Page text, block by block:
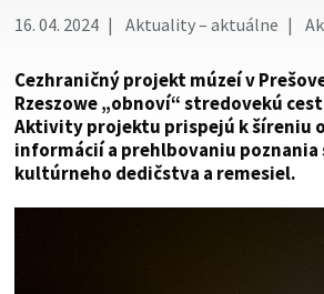
16. 04. 2024 Aktuality – aktuálne
Cezhraničný projekt múzeí v
Rzeszowe „obnoví“ stredovekú
Aktivity projektu prispejú k šíreniu
informácií a prehlbovaniu poznania
kultúrneho dedičstva a remesiel.